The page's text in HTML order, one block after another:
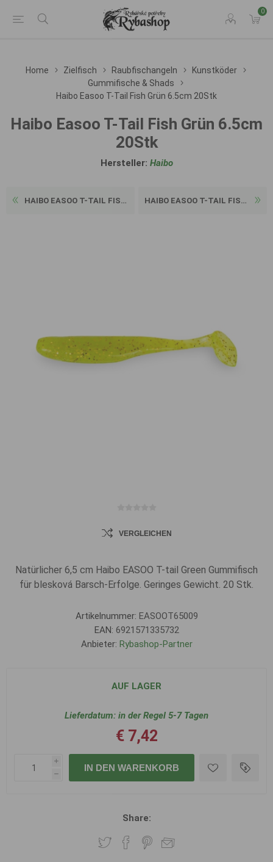
0
Home Zielfisch Raubfischangeln
Kunstköder
Gummifische & Shads
Haibo Easoo T-Tail Fish Grün 6.5cm 20Stk
Haibo Easoo T-Tail Fish Grün 6.5cm
20Stk
Hersteller: Haibo
HAIBO EASOO T-TAIL FISH GRÜ... HAIBO EASOO T-TAIL FISH GRÜ...
VERGLEICHEN
Natürlicher 6,5 cm Haibo EASOO T-tail Green Gummifisch
für blesková Barsch-Erfolge. Geringes Gewicht. 20 Stk.
Artikelnummer: EASOOT65009
EAN: 6921571335732
Anbieter: Rybashop-Partner
AUF LAGER
Lieferdatum: in der Regel 5-7 Tagen
€ 7,42
i
h
IN DEN WARENKORB
Share: